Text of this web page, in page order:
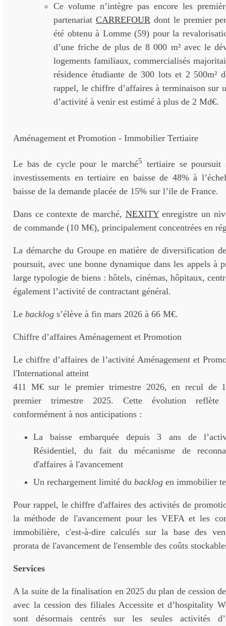
Ce volume n’intègre pas encore les
partenariat CARREFOUR dont le premier
été obtenu à Lomme (59) pour la
d’une friche de plus de 8 000 m² avec le
logements familiaux, commercialisés
résidence étudiante de 300 lots et 2 500m²
rappel, le chiffre d’affaires à terminaison sur
d’activité à venir est estimé à plus de 2 Md€.
Aménagement et Promotion - Immobilier Tertiaire
Le bas de cycle pour le marché5
tertiaire se
investissements en tertiaire en baisse de 48% à
baisse de la demande placée de 15% sur l’ile de France.
Dans ce contexte de marché, NEXITYenregistre un
de commande (10 M€), principalement concentrées en
La démarche du Groupe en matière de diversification
poursuit, avec une bonne dynamique dans les appels à
large typologie de biens : hôtels, cinémas, hôpitaux,
également l’activité de contractant général.
Le backlog s’élève à fin mars 2026 à 66 M€.
Chiffre d’affaires Aménagement et Promotion
Le chiffre d’affaires de l’activité Aménagement et
l'International atteint
411 M€ sur le premier trimestre 2026, en recul de
premier trimestre 2025. Cette évolution reflète
conformément à nos anticipations :
La baisse embarquée depuis 3 ans de
Résidentiel, du fait du mécanisme de
d'affaires à l'avancement
Un rechargement limité du backlog en immobilier
Pour rappel, le chiffre d'affaires des activités de
la méthode de l'avancement pour les VEFA et les
immobilière, c'est-à-dire calculés sur la base des
prorata de l'avancement de l'ensemble des coûts
Services
A la suite de la finalisation en 2025 du plan de cession
avec la cession des filiales Accessite et d’hospitality
sont désormais centrés sur les seules activités